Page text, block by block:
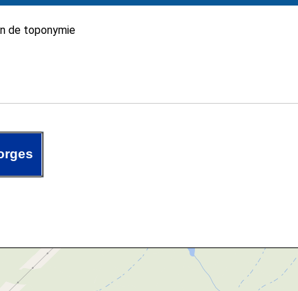
de toponymie